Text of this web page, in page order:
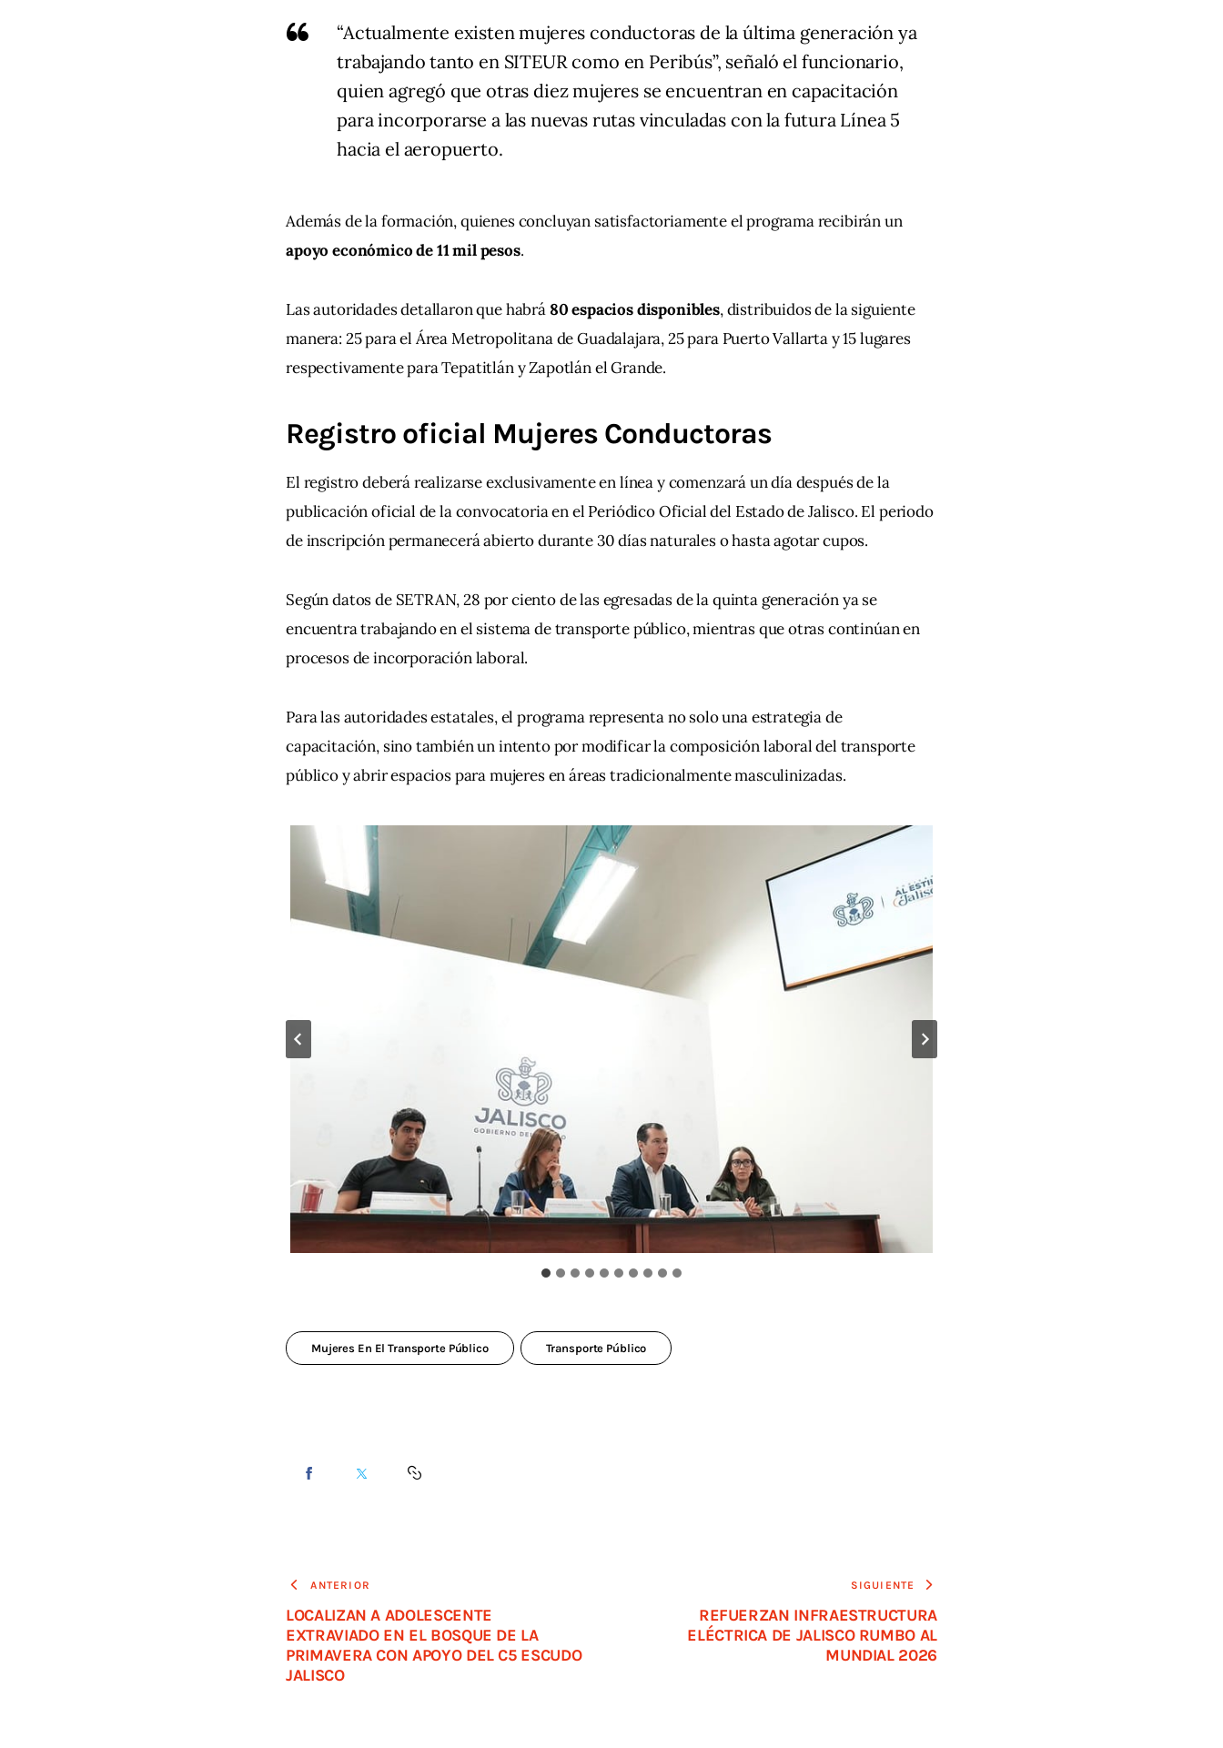
“Actualmente existen mujeres conductoras de la última generación ya
trabajando tanto en SITEUR como en Peribús”, señaló el funcionario,
quien agregó que otras diez mujeres se encuentran en capacitación
para incorporarse a las nuevas rutas vinculadas con la futura Línea 5
hacia el aeropuerto.
Además de la formación, quienes concluyan satisfactoriamente el programa recibirán un
apoyo económico de 11 mil pesos.
Las autoridades detallaron que habrá 80 espacios disponibles, distribuidos de la siguiente
manera: 25 para el Área Metropolitana de Guadalajara, 25 para Puerto Vallarta y 15 lugares
respectivamente para Tepatitlán y Zapotlán el Grande.
Registro oficial Mujeres Conductoras
El registro deberá realizarse exclusivamente en línea y comenzará un día después de la
publicación oficial de la convocatoria en el Periódico Oficial del Estado de Jalisco. El periodo
de inscripción permanecerá abierto durante 30 días naturales o hasta agotar cupos.
Según datos de SETRAN, 28 por ciento de las egresadas de la quinta generación ya se
encuentra trabajando en el sistema de transporte público, mientras que otras continúan en
procesos de incorporación laboral.
Para las autoridades estatales, el programa representa no solo una estrategia de
capacitación, sino también un intento por modificar la composición laboral del transporte
público y abrir espacios para mujeres en áreas tradicionalmente masculinizadas.
Mujeres En El Transporte Público Transporte Público
ANTERIOR
LOCALIZAN A ADOLESCENTE
EXTRAVIADO EN EL BOSQUE DE LA
PRIMAVERA CON APOYO DEL C5 ESCUDO
JALISCO
SIGUIENTE
REFUERZAN INFRAESTRUCTURA
ELÉCTRICA DE JALISCO RUMBO AL
MUNDIAL 2026